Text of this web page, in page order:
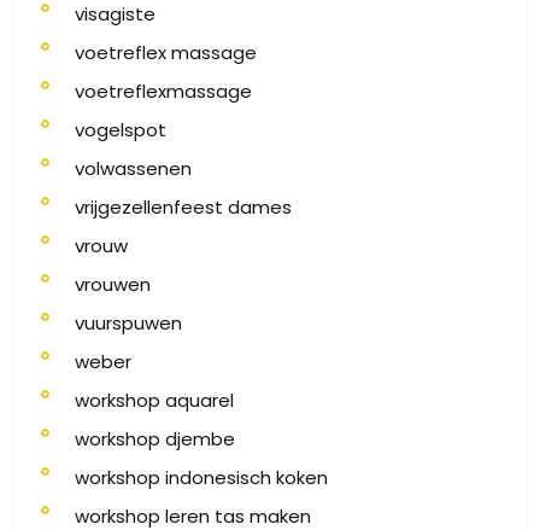
visagiste
voetreflex massage
voetreflexmassage
vogelspot
volwassenen
vrijgezellenfeest dames
vrouw
vrouwen
vuurspuwen
weber
workshop aquarel
workshop djembe
workshop indonesisch koken
workshop leren tas maken